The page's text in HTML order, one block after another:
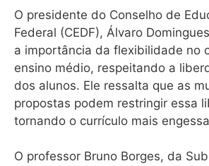
O presidente do Conselho de
Federal (CEDF), Álvaro
a importância da flexibilidade no
ensino médio, respeitando a
dos alunos. Ele ressalta que as
propostas podem restringir essa
tornando o currículo mais
O professor Bruno Borges, da